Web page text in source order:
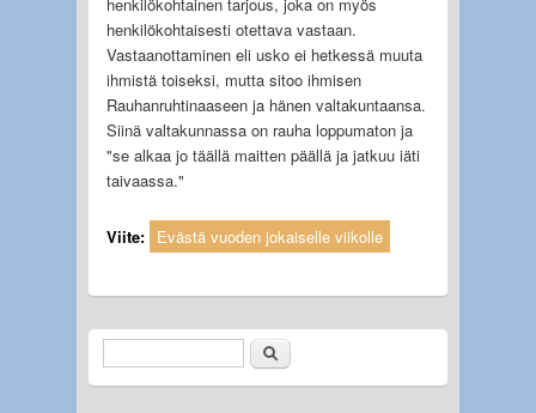
henkilökohtaisesti otettava vastaan.
Vastaanottaminen eli usko ei hetkessä muuta
ihmistä toiseksi, mutta sitoo ihmisen
Rauhanruhtinaaseen ja hänen valtakuntaansa.
Siinä valtakunnassa on rauha loppumaton ja
"se alkaa jo täällä maitten päällä ja jatkuu iäti
taivaassa."
Viite: Evästä vuoden jokaiselle viikolle
HakulomakeEtsi